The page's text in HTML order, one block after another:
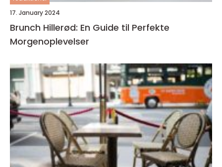
17. January 2024
Brunch Hillerød: En Guide til Perfekte
Morgenoplevelser